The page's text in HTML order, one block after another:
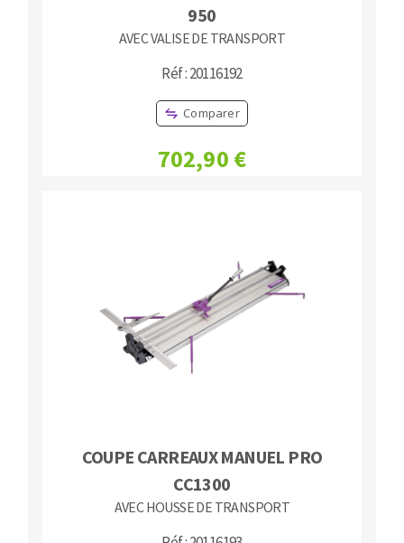
950
AVEC VALISE DE TRANSPORT
Réf : 20116192
Comparer
702,90 €
COUPE CARREAUX MANUEL PRO
CC1300
AVEC HOUSSE DE TRANSPORT